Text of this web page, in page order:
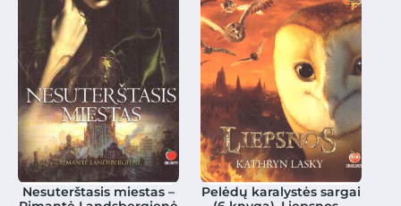
Nesuterštasis miestas –
Pelėdų karalystės sargai